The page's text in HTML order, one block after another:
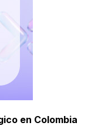
en Colombia